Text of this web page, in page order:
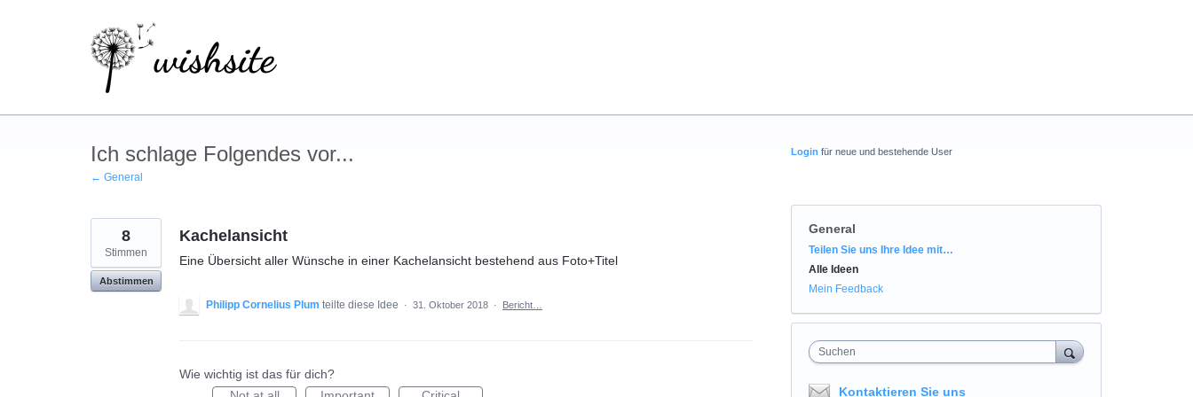
Ich schlage Folgendes vor...
← General
Kachelansicht
Eine Übersicht aller Wünsche in einer Kachelansicht bestehend aus Foto+Titel
8
Stimmen
Abstimmen
Philipp Cornelius Plum teilte diese Idee · 31. Oktober 2018 · Bericht…
Wie wichtig ist das für dich?
Login für neue und bestehende User
General
Kategorien
Teilen Sie uns Ihre Idee mit…
Alle Ideen
Mein Feedback
Suchen
Kontaktieren Sie uns